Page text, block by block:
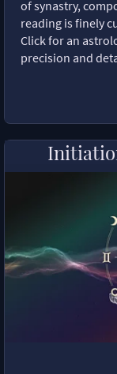
of synastry,
reading is finely
Click for an
precision and